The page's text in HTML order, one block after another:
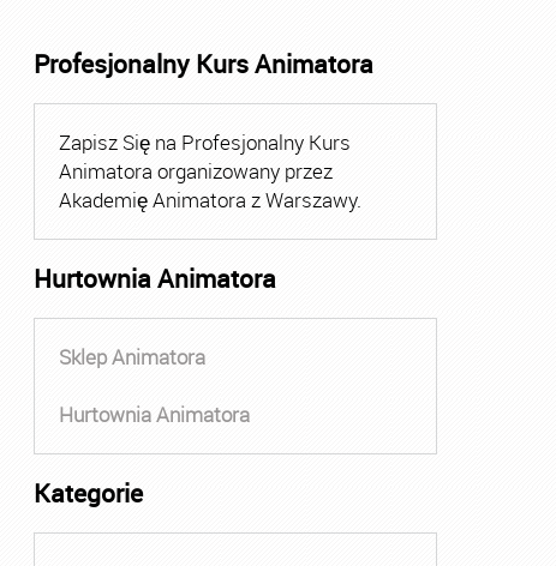
Kurs Animatora Czasu Wolnego Warszawa
Profesjonalny Kurs Animatora
Zapisz Się na Profesjonalny Kurs
Animatora organizowany przez
Akademię Animatora z Warszawy.
Hurtownia Animatora
Sklep Animatora
Hurtownia Animatora
Kategorie